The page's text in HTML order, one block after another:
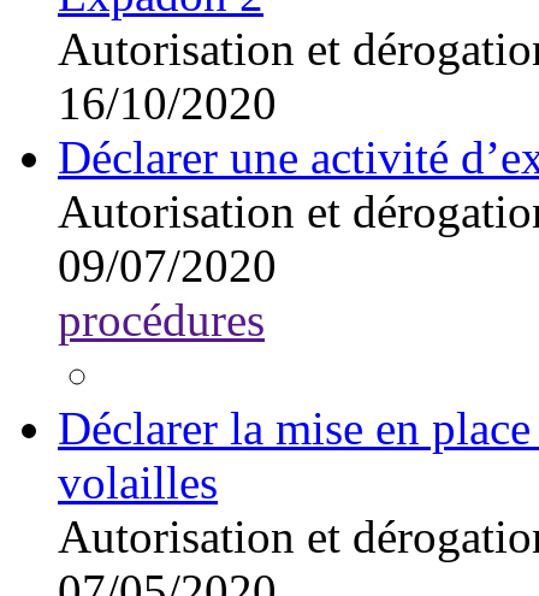
Autorisation et
16/10/2020
Déclarer une activité
Autorisation et
09/07/2020
procédures
Déclarer la mise en
volailles
Autorisation et